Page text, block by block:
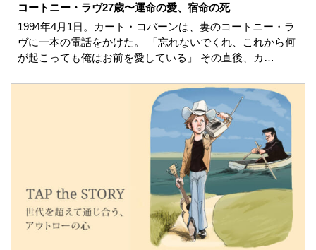
コートニー・ラヴ27歳〜運命の愛、宿命の死
1994年4月1日。カート・コバーンは、妻のコートニー・ラ
ヴに一本の電話をかけた。 「忘れないでくれ、これから何
が起こっても俺はお前を愛している」 その直後、カ…